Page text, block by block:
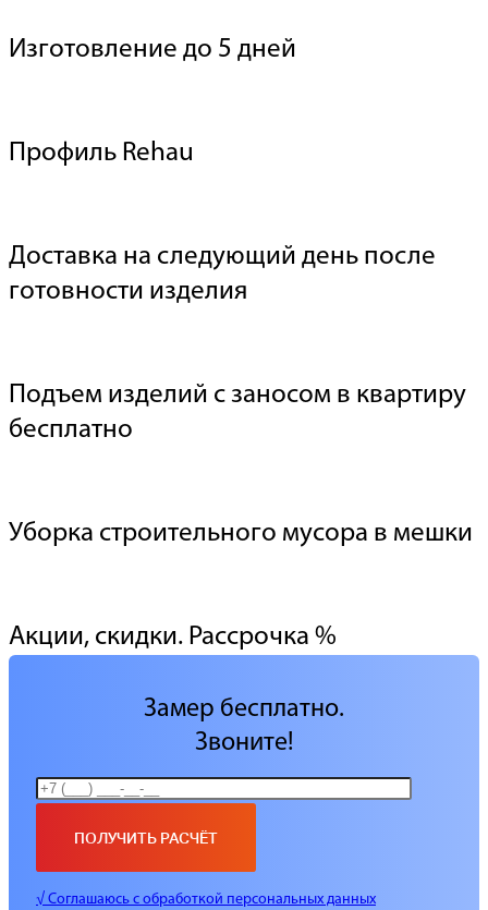
Изготовление до 5 дней
Профиль Rehau
Доставка на следующий день после
готовности изделия
Подъем изделий с заносом в квартиру
бесплатно
Уборка строительного мусора в мешки
Акции, скидки. Рассрочка %
Замер бесплатно.
Звоните!
√ Соглашаюсь с обработкой персональных данных